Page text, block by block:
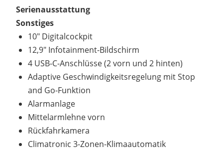
Serienausstattung
Sonstiges
10" Digitalcockpit
12,9" Infotainment-Bildschirm
4 USB-C-Anschlüsse (2 vorn und 2 hinten)
Adaptive Geschwindigkeitsregelung mit Stop
and Go-Funktion
Alarmanlage
Mittelarmlehne vorn
Rückfahrkamera
Climatronic 3-Zonen-Klimaautomatik